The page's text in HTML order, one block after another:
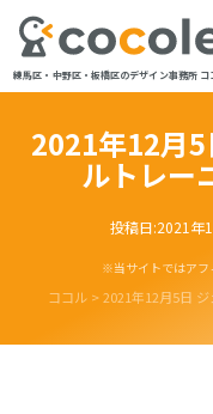
練馬区・中野区・板橋区のデザイン事務所 コ
2021年12月5
ルトレー
投稿日:2021年
※当サイトではアフ
ココル>2021年12月5日